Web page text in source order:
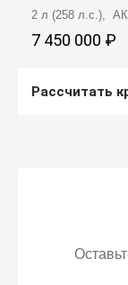
2 л (258 л.с.),
7 450 000 ₽
Рассчитать